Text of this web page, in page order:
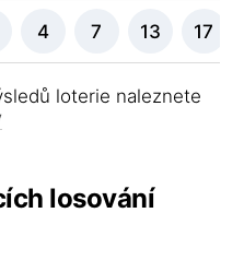
4 7 13 17
loterie naleznete
losování